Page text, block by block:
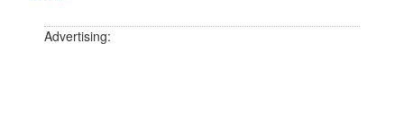
Advertising: